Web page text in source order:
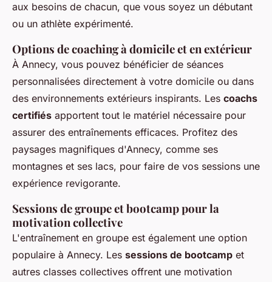
aux besoins de chacun, que vous soyez un débutant
ou un athlète expérimenté.
Options de coaching à domicile et en extérieur
À Annecy, vous pouvez bénéficier de séances
personnalisées directement à votre domicile ou dans
des environnements extérieurs inspirants. Les coachs
certifiés apportent tout le matériel nécessaire pour
assurer des entraînements efficaces. Profitez des
paysages magnifiques d'Annecy, comme ses
montagnes et ses lacs, pour faire de vos sessions une
expérience revigorante.
Sessions de groupe et bootcamp pour la
motivation collective
L'entraînement en groupe est également une option
populaire à Annecy. Les sessions de bootcamp et
autres classes collectives offrent une motivation